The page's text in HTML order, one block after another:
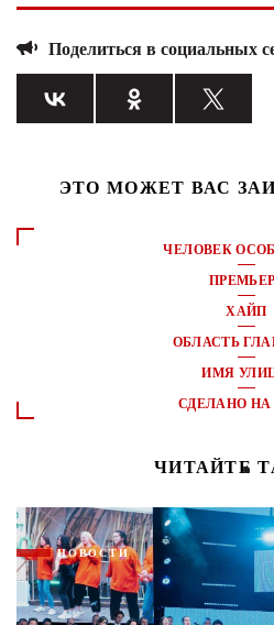
Поделиться в социальных
ЭТО МОЖЕТ ВАС
ЧЕЛОВЕК
ХАЙП
ОБЛАСТЬ
ИМЯ
СДЕЛАНО НА
ЧИТАЙТЕ
НОВОСТИ